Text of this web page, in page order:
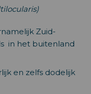
Zuid-
in het buitenland
en zelfs dodelijk